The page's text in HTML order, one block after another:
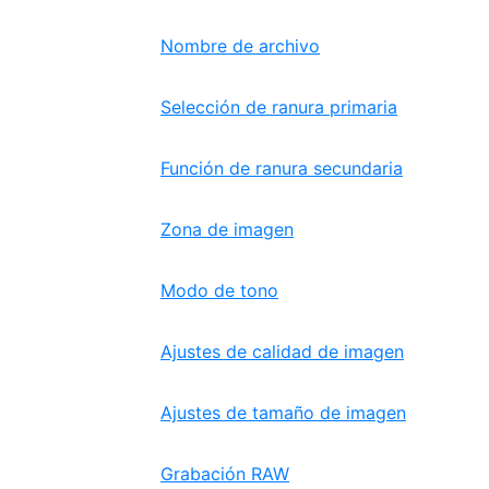
Nombre de archivo
Selección de ranura primaria
Función de ranura secundaria
Zona de imagen
Modo de tono
Ajustes de calidad de imagen
Ajustes de tamaño de imagen
Grabación RAW